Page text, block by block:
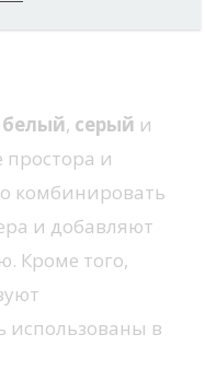
белый, серый и
и
комбинировать
и добавляют
Кроме того,
использованы в